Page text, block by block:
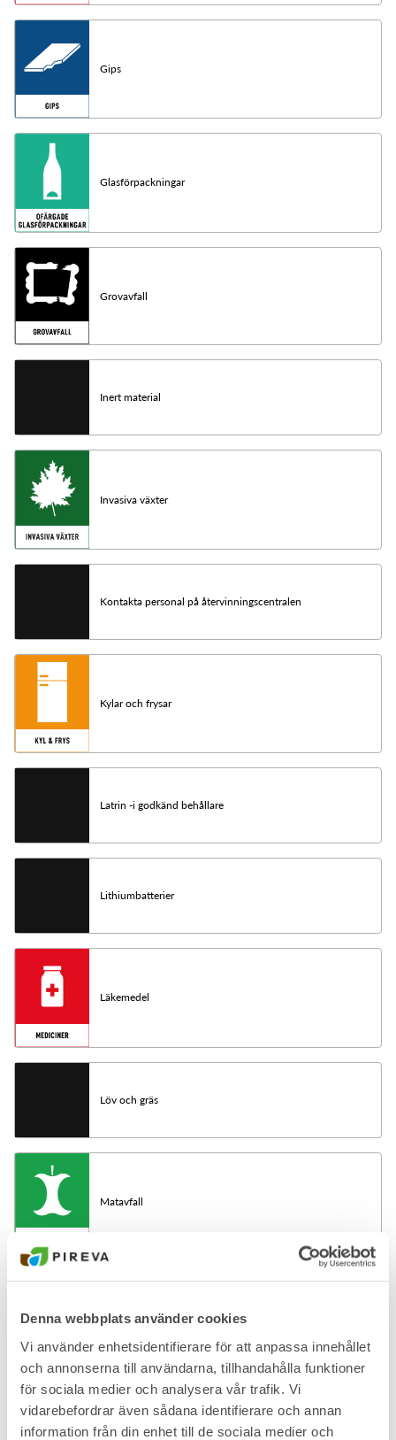
Denna webbplats använder cookies
Vi använder enhetsidentifierare för att anpassa innehållet
och annonserna till användarna, tillhandahålla funktioner
för sociala medier och analysera vår trafik. Vi
vidarebefordrar även sådana identifierare och annan
information från din enhet till de sociala medier och
Gips
Glasförpackningar
Grovavfall
Inert material
Invasiva växter
Kontakta personal på återvinningscentralen
Kylar och frysar
Latrin -i godkänd behållare
Lithiumbatterier
Läkemedel
Löv och gräs
Matavfall
Matolja -mindre mängd
Metallförpackningar